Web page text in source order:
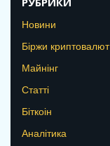
Новини
Біржи криптовалют
Майнінг
Статті
Біткоін
Аналітика